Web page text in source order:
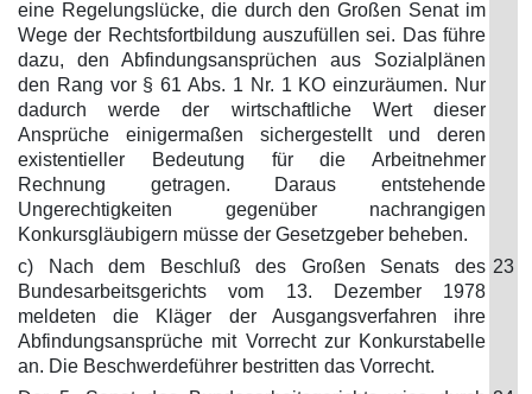
eine Regelungslücke, die durch den Großen Senat im
Wege der Rechtsfortbildung auszufüllen sei. Das führe
dazu, den Abfindungsansprüchen aus Sozialplänen
den Rang vor § 61 Abs. 1 Nr. 1 KO einzuräumen. Nur
dadurch werde der wirtschaftliche Wert dieser
Ansprüche einigermaßen sichergestellt und deren
existentieller Bedeutung für die Arbeitnehmer
Rechnung getragen. Daraus entstehende
Ungerechtigkeiten gegenüber nachrangigen
Konkursgläubigern müsse der Gesetzgeber beheben.
c) Nach dem Beschluß des Großen Senats des
Bundesarbeitsgerichts vom 13. Dezember 1978
meldeten die Kläger der Ausgangsverfahren ihre
Abfindungsansprüche mit Vorrecht zur Konkurstabelle
an. Die Beschwerdeführer bestritten das Vorrecht.
23